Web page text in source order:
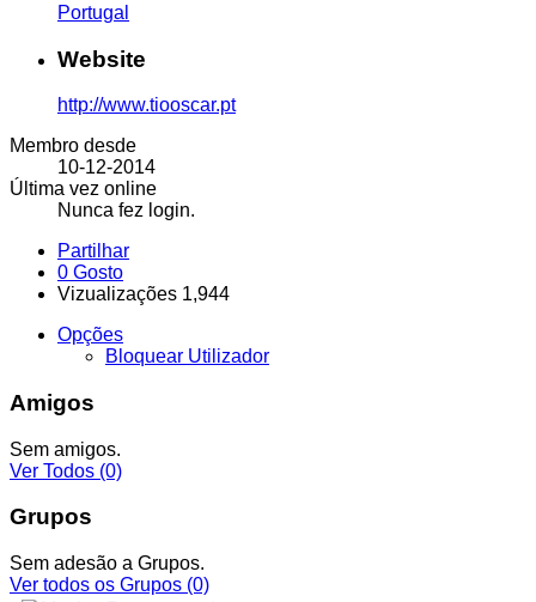
Portugal
Website
http://www.tiooscar.pt
Membro desde
10-12-2014
Última vez online
Nunca fez login.
Partilhar
0 Gosto
Vizualizações 1,944
Opções
Bloquear Utilizador
Amigos
Sem amigos.
Ver Todos (0)
Grupos
Sem adesão a Grupos.
Ver todos os Grupos (0)